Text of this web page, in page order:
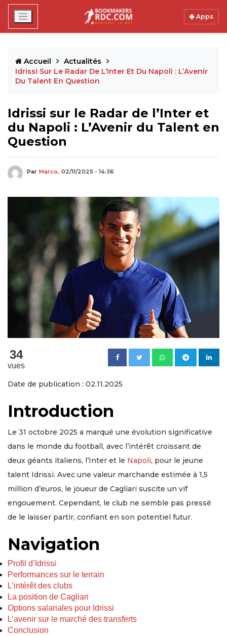
Apps
Accueil
Actualités
Idrissi Sur Le Radar De L’Inter Et Du Napoli : L’Avenir
Du Talent En Question
Idrissi sur le Radar de l’Inter et
du Napoli : L’Avenir du Talent en
Question
Par Marco, 02/11/2025 - 14:36
34
vues
Date de publication : 02.11.2025
Introduction
Le 31 octobre 2025 a marqué une évolution significative
dans le monde du football, avec l’intérêt croissant de
deux géants italiens, l’Inter et le Napoli, pour le jeune
talent Idrissi. Avec une valeur marchande estimée à 1,5
million d’euros, le joueur de Cagliari suscite un vif
engouement. Cependant, le club ne semble pas pressé
de le laisser partir, confiant en son potentiel futur.
Navigation
Profil d’Idrissi
Performances sur le terrain
L’intérêt des clubs
La position de Cagliari
Options salariales pour Idrissi
L’avenir sur le marché des transferts
Conclusion